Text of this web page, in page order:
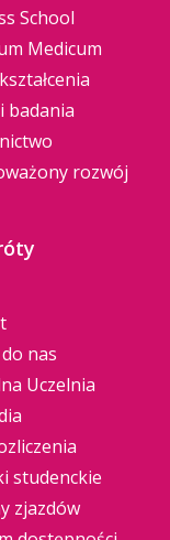
School
Medicum
badania
rozwój
nas
Uczelnia
studenckie
zjazdów